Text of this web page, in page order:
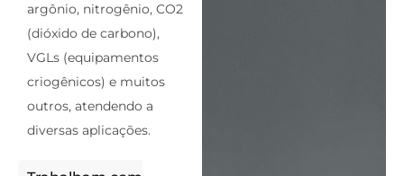
argônio, nitrogênio, CO2
(dióxido de carbono),
VGLs (equipamentos
criogênicos) e muitos
outros, atendendo a
diversas aplicações.